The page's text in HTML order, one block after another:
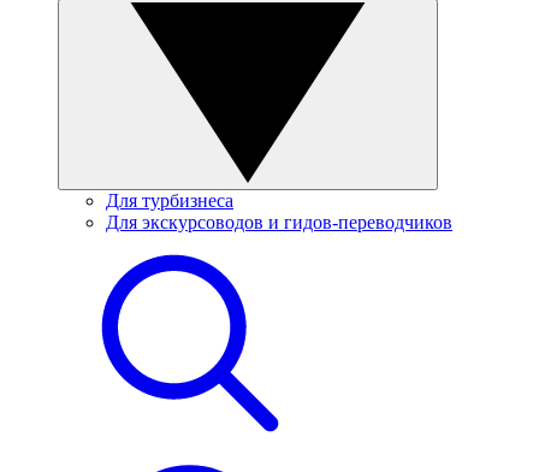
Для турбизнеса
Для экскурсоводов и гидов-переводчиков